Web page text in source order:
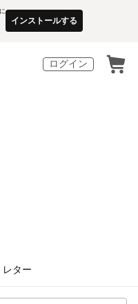
インストールする
ログイン
レター